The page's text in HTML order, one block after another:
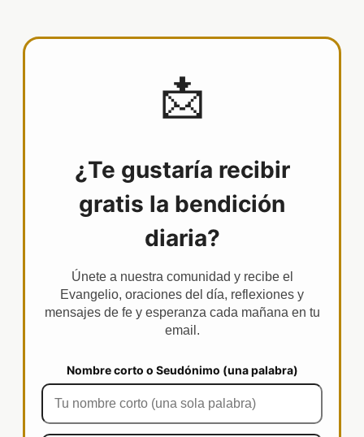
📩
¿Te gustaría recibir
gratis la bendición
diaria?
Únete a nuestra comunidad y recibe el
Evangelio, oraciones del día, reflexiones y
mensajes de fe y esperanza cada mañana en tu
email.
Nombre corto o Seudónimo (una palabra)